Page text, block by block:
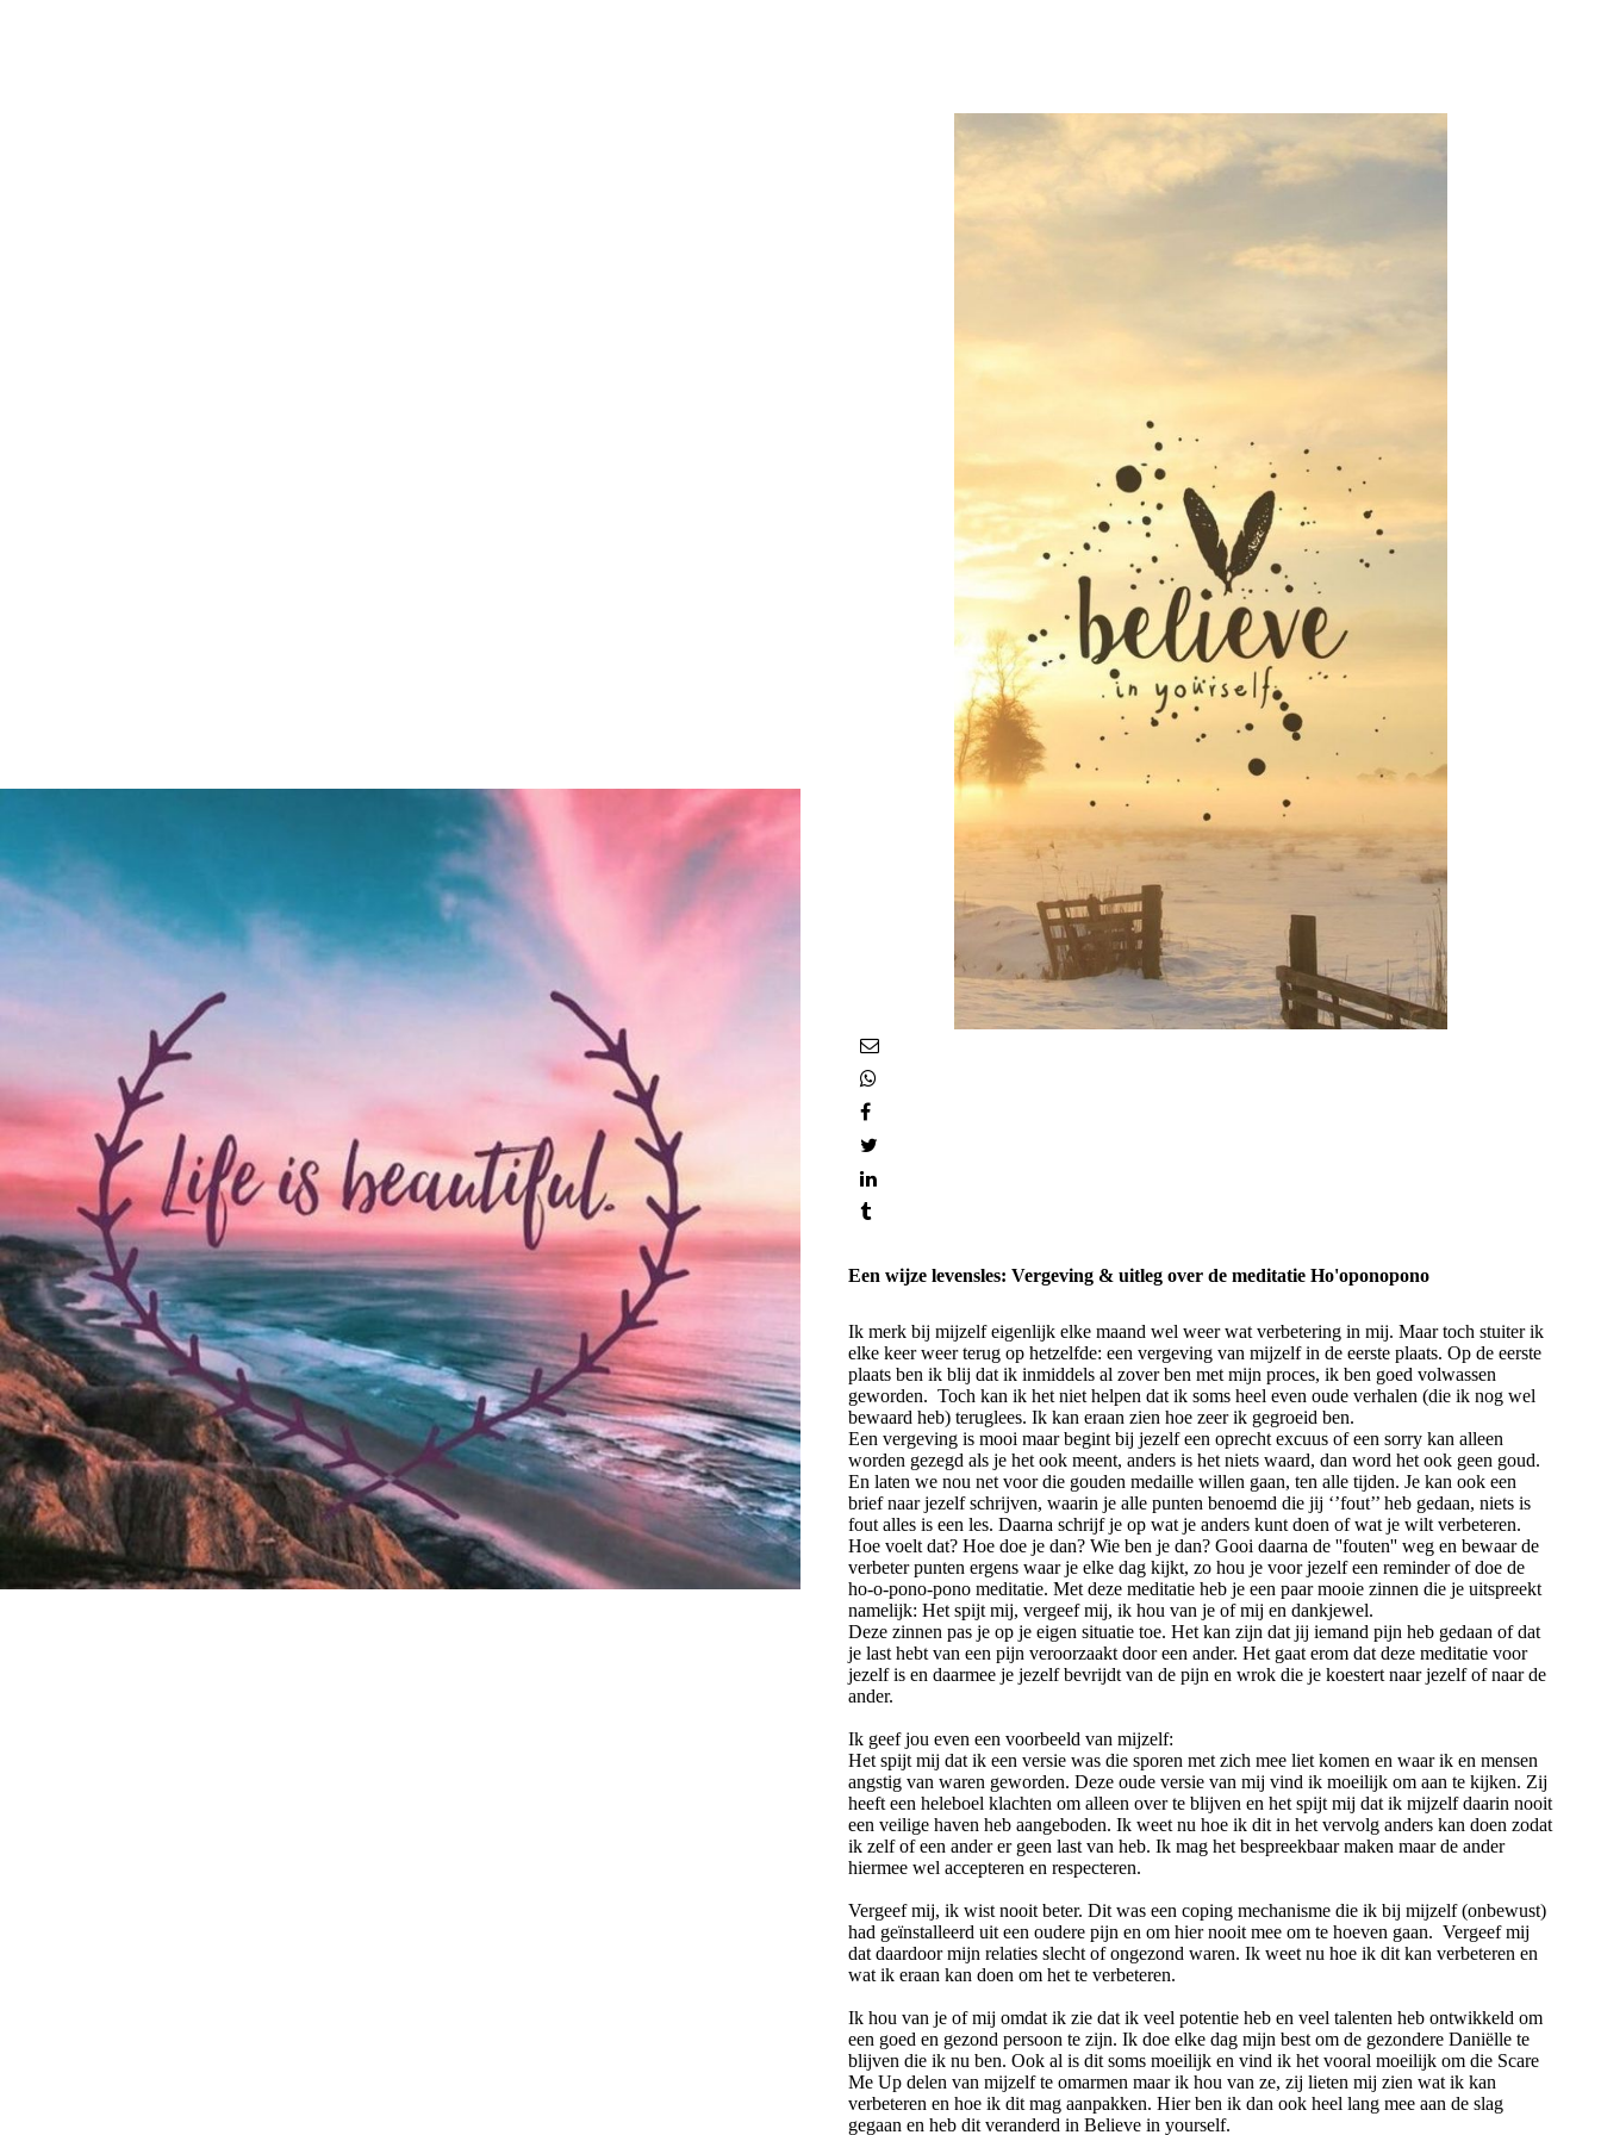
Een wijze levensles: Vergeving & uitleg over de meditatie Ho'oponopono
Ik merk bij mijzelf eigenlijk elke maand wel weer wat verbetering in mij. Maar toch stuiter ik
elke keer weer terug op hetzelfde: een vergeving van mijzelf in de eerste plaats. Op de eerste
plaats ben ik blij dat ik inmiddels al zover ben met mijn proces, ik ben goed volwassen
geworden. Toch kan ik het niet helpen dat ik soms heel even oude verhalen (die ik nog wel
bewaard heb) teruglees. Ik kan eraan zien hoe zeer ik gegroeid ben.
Een vergeving is mooi maar begint bij jezelf een oprecht excuus of een sorry kan alleen
worden gezegd als je het ook meent, anders is het niets waard, dan word het ook geen goud.
En laten we nou net voor die gouden medaille willen gaan, ten alle tijden. Je kan ook een
brief naar jezelf schrijven, waarin je alle punten benoemd die jij ‘’fout’’ heb gedaan, niets is
fout alles is een les. Daarna schrijf je op wat je anders kunt doen of wat je wilt verbeteren.
Hoe voelt dat? Hoe doe je dan? Wie ben je dan? Gooi daarna de ''fouten'' weg en bewaar de
verbeter punten ergens waar je elke dag kijkt, zo hou je voor jezelf een reminder of doe de
ho-o-pono-pono meditatie. Met deze meditatie heb je een paar mooie zinnen die je uitspreekt
namelijk: Het spijt mij, vergeef mij, ik hou van je of mij en dankjewel.
Deze zinnen pas je op je eigen situatie toe. Het kan zijn dat jij iemand pijn heb gedaan of dat
je last hebt van een pijn veroorzaakt door een ander. Het gaat erom dat deze meditatie voor
jezelf is en daarmee je jezelf bevrijdt van de pijn en wrok die je koestert naar jezelf of naar de
ander.
Ik geef jou even een voorbeeld van mijzelf:
Het spijt mij dat ik een versie was die sporen met zich mee liet komen en waar ik en mensen
angstig van waren geworden. Deze oude versie van mij vind ik moeilijk om aan te kijken. Zij
heeft een heleboel klachten om alleen over te blijven en het spijt mij dat ik mijzelf daarin nooit
een veilige haven heb aangeboden. Ik weet nu hoe ik dit in het vervolg anders kan doen zodat
ik zelf of een ander er geen last van heb. Ik mag het bespreekbaar maken maar de ander
hiermee wel accepteren en respecteren.
Vergeef mij, ik wist nooit beter. Dit was een coping mechanisme die ik bij mijzelf (onbewust)
had geïnstalleerd uit een oudere pijn en om hier nooit mee om te hoeven gaan. Vergeef mij
dat daardoor mijn relaties slecht of ongezond waren. Ik weet nu hoe ik dit kan verbeteren en
wat ik eraan kan doen om het te verbeteren.
Ik hou van je of mij omdat ik zie dat ik veel potentie heb en veel talenten heb ontwikkeld om
een goed en gezond persoon te zijn. Ik doe elke dag mijn best om de gezondere Daniëlle te
blijven die ik nu ben. Ook al is dit soms moeilijk en vind ik het vooral moeilijk om die Scare
Me Up delen van mijzelf te omarmen maar ik hou van ze, zij lieten mij zien wat ik kan
verbeteren en hoe ik dit mag aanpakken. Hier ben ik dan ook heel lang mee aan de slag
gegaan en heb dit veranderd in Believe in yourself.